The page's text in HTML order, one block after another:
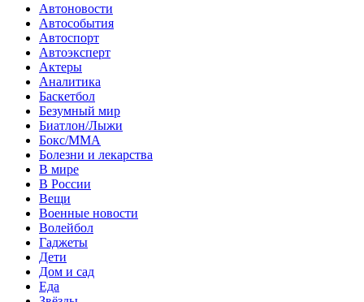
Автоновости
Автособытия
Автоспорт
Автоэксперт
Актеры
Аналитика
Баскетбол
Безумный мир
Биатлон/Лыжи
Бокс/MMA
Болезни и лекарства
В мире
В России
Вещи
Военные новости
Волейбол
Гаджеты
Дети
Дом и сад
Еда